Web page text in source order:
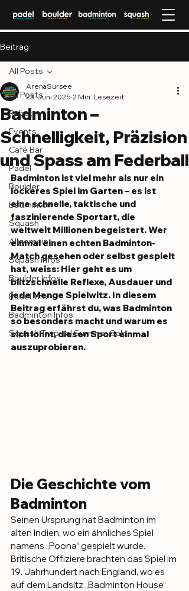
Beitrag
All Posts
Rabatte
Events
Café Bar
Padel
Boulder
Badminton
Squash
Allgemein
Squash Infos
Boulder Infos
Padel Info
Badminton Infos
Squash Tropical Summer Sale
All Posts
Badminton –
Schnelligkeit, Präzision
und Spass am Federball
ArenaSursee
23. Juni 2025 2 Min. Lesezeit
Badminton ist viel mehr als nur ein
lockeres Spiel im Garten – es ist
eine schnelle, taktische und
faszinierende Sportart, die
weltweit Millionen begeistert. Wer
einmal einen echten Badminton-
Match gesehen oder selbst gespielt
hat, weiss: Hier geht es um
blitzschnelle Reflexe, Ausdauer und
jede Menge Spielwitz. In diesem
Beitrag erfährst du, was Badminton
so besonders macht und warum es
sich lohnt, diesen Sport einmal
auszuprobieren.
Die Geschichte vom
Badminton
Seinen Ursprung hat Badminton im
alten Indien, wo ein ähnliches Spiel
namens „Poona“ gespielt wurde.
Britische Offiziere brachten das Spiel im
19. Jahrhundert nach England, wo es
auf dem Landsitz „Badminton House“